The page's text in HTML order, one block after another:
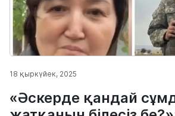
18 қыркүйек, 2025
«Әскерде қандай